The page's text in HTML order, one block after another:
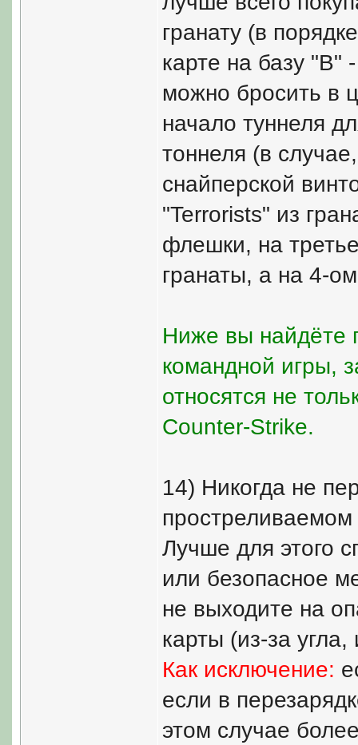
гранату (в
карте на базу "B"
можно бросить в
начало туннеля
тоннеля (в
снайперской
"Terrorists" из
флешки, на
гранаты, а на 4-
Ниже вы найдёте
командной игры,
относятся не
Counter-Strike.
14) Никогда не
Лучше для этого
или безопасное
не выходите на
карты (из-за
Как исключение:
если в
этом случае